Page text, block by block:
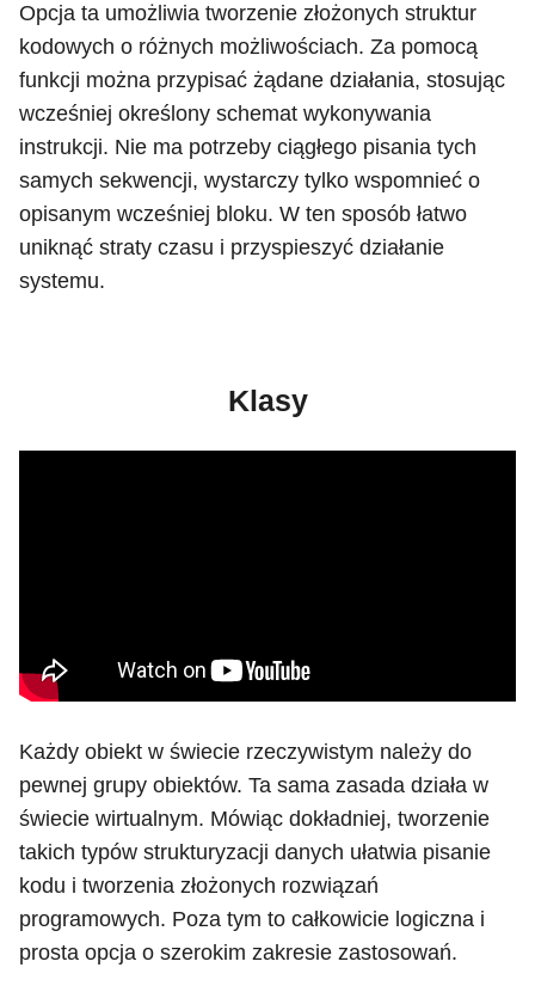
Opcja ta umożliwia tworzenie złożonych struktur
kodowych o różnych możliwościach. Za pomocą
funkcji można przypisać żądane działania, stosując
wcześniej określony schemat wykonywania
instrukcji. Nie ma potrzeby ciągłego pisania tych
samych sekwencji, wystarczy tylko wspomnieć o
opisanym wcześniej bloku. W ten sposób łatwo
uniknąć straty czasu i przyspieszyć działanie
systemu.
Klasy
Każdy obiekt w świecie rzeczywistym należy do
pewnej grupy obiektów. Ta sama zasada działa w
świecie wirtualnym. Mówiąc dokładniej, tworzenie
takich typów strukturyzacji danych ułatwia pisanie
kodu i tworzenia złożonych rozwiązań
programowych. Poza tym to całkowicie logiczna i
prosta opcja o szerokim zakresie zastosowań.